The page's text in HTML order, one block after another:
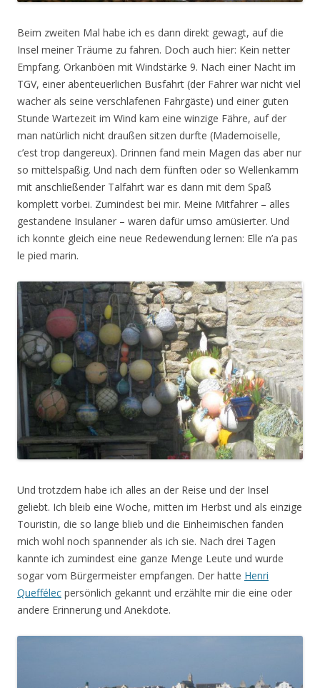
Beim zweiten Mal habe ich es dann direkt gewagt, auf die
Insel meiner Träume zu fahren. Doch auch hier: Kein netter
Empfang. Orkanböen mit Windstärke 9. Nach einer Nacht im
TGV, einer abenteuerlichen Busfahrt (der Fahrer war nicht viel
wacher als seine verschlafenen Fahrgäste) und einer guten
Stunde Wartezeit im Wind kam eine winzige Fähre, auf der
man natürlich nicht draußen sitzen durfte (Mademoiselle,
c’est trop dangereux). Drinnen fand mein Magen das aber nur
so mittelspaßig. Und nach dem fünften oder so Wellenkamm
mit anschließender Talfahrt war es dann mit dem Spaß
komplett vorbei. Zumindest bei mir. Meine Mitfahrer – alles
gestandene Insulaner – waren dafür umso amüsierter. Und
ich konnte gleich eine neue Redewendung lernen: Elle n’a pas
le pied marin.
Und trotzdem habe ich alles an der Reise und der Insel
geliebt. Ich bleib eine Woche, mitten im Herbst und als einzige
Touristin, die so lange blieb und die Einheimischen fanden
mich wohl noch spannender als ich sie. Nach drei Tagen
kannte ich zumindest eine ganze Menge Leute und wurde
sogar vom Bürgermeister empfangen. Der hatte Henri
Queffélec persönlich gekannt und erzählte mir die eine oder
andere Erinnerung und Anekdote.